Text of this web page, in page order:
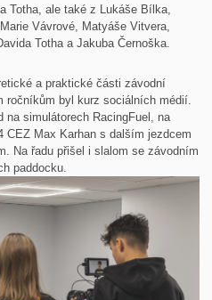
Totha, ale také z Lukáše Bílka,
Vávrové, Matyáše Vitvera,
Totha a Jakuba Černoška.
a praktické části závodní
ročníkům byl kurz sociálních médií.
na simulátorech RacingFuel, na
Max Karhan s dalším jezdcem
Na řadu přišel i slalom se závodním
paddocku.